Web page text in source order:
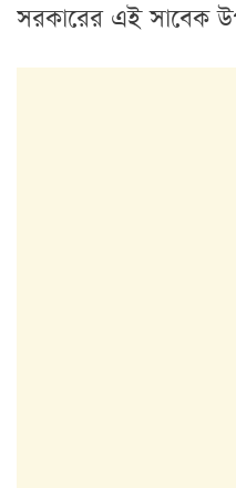
সরকারের এই সাবেক